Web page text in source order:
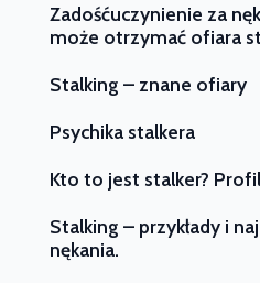
Zadośćuczynienie za
może otrzymać ofiara
Stalking – znane ofiary
Psychika stalkera
Kto to jest stalker?
Stalking – przykłady i
nękania.